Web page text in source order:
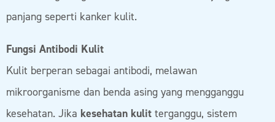
panjang seperti kanker kulit.
Fungsi Antibodi Kulit
Kulit berperan sebagai antibodi, melawan
mikroorganisme dan benda asing yang mengganggu
kesehatan. Jika kesehatan kulit terganggu, sistem